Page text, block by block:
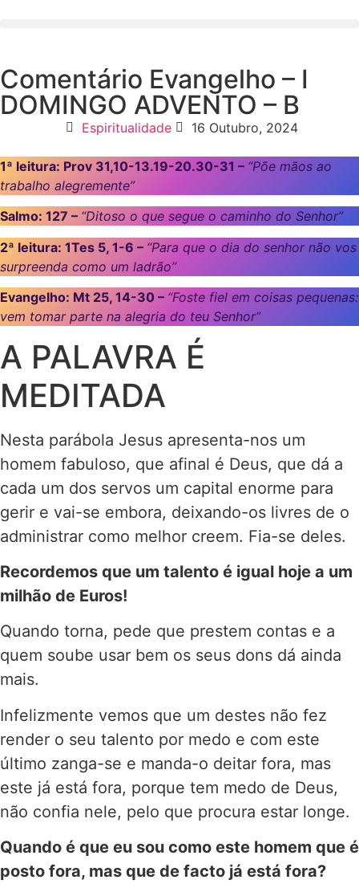
Comentário Evangelho – I
DOMINGO ADVENTO – B
Espiritualidade 16 Outubro, 2024
1ª leitura: Prov 31,10-13.19-20.30-31 – “Põe mãos ao
trabalho alegremente”
Salmo: 127 – “Ditoso o que segue o caminho do Senhor”
2ª leitura: 1Tes 5, 1-6 – “Para que o dia do senhor não vos
surpreenda como um ladrão”
Evangelho: Mt 25, 14-30 – “Foste fiel em coisas pequenas:
vem tomar parte na alegria do teu Senhor”
A PALAVRA É
MEDITADA
Nesta parábola Jesus apresenta-nos um
homem fabuloso, que afinal é Deus, que dá a
cada um dos servos um capital enorme para
gerir e vai-se embora, deixando-os livres de o
administrar como melhor creem. Fia-se deles.
Recordemos que um talento é igual hoje a um
milhão de Euros!
Quando torna, pede que prestem contas e a
quem soube usar bem os seus dons dá ainda
mais.
Infelizmente vemos que um destes não fez
render o seu talento por medo e com este
último zanga-se e manda-o deitar fora, mas
este já está fora, porque tem medo de Deus,
não confia nele, pelo que procura estar longe.
Quando é que eu sou como este homem que é
posto fora, mas que de facto já está fora?